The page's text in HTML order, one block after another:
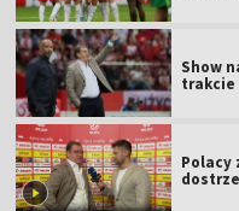
Show
trakcie
Polacy